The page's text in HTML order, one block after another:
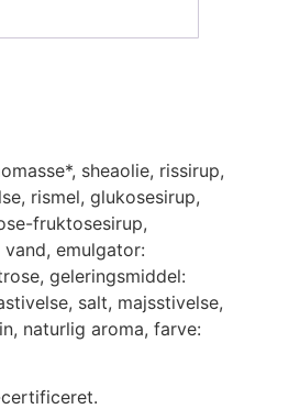
sheaolie, rissirup,
rismel, glukosesirup,
fruktosesirup,
emulgator:
geleringsmiddel:
salt, majsstivelse,
naturlig aroma, farve: